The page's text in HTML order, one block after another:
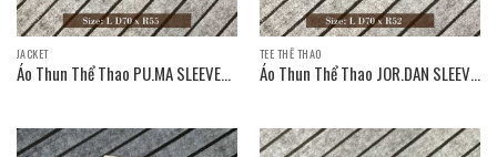
JACKET
Áo Thun Thể Thao PU.MA SLEEVE
TEE THỂ THAO
Áo Thun Thể Thao JOR.DAN SLEEVE